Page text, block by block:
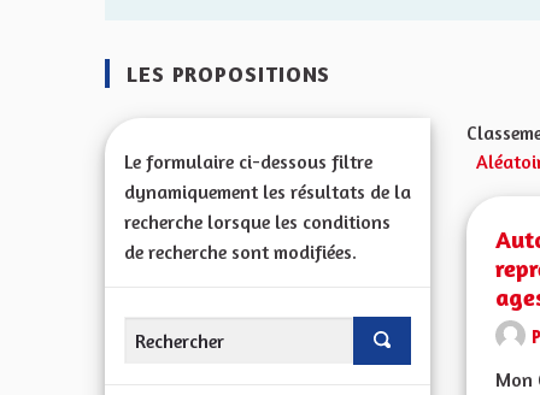
LES PROPOSITIONS
Le formulaire ci-dessous filtre
dynamiquement les résultats de la
recherche lorsque les conditions
de recherche sont modifiées.
Mon